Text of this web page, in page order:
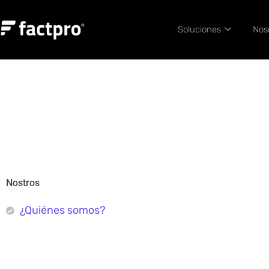
Soluciones
Nostros
¿Quiénes somos?